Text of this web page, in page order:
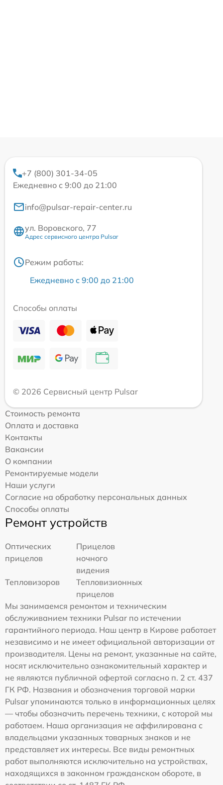
+7 (800) 301-34-05
Ежедневно с 9:00 до 21:00
info@pulsar-repair-center.ru
ул. Воровского, 77
Адрес сервисного центра Pulsar
Режим работы:
Ежедневно с 9:00 до 21:00
Способы оплаты
© 2026 Сервисный центр Pulsar
Стоимость ремонта
Оплата и доставка
Контакты
Вакансии
О компании
Ремонтируемые модели
Наши услуги
Согласие на обработку персональных данных
Способы оплаты
Ремонт устройств
Оптических
прицелов
Прицелов
ночного
видения
Тепловизоров
Тепловизионных
прицелов
Мы занимаемся ремонтом и техническим
обслуживанием техники Pulsar по истечении
гарантийного периода. Наш центр в Кирове работает
независимо и не имеет официальной авторизации от
производителя. Цены на ремонт, указанные на сайте,
носят исключительно ознакомительный характер и
не являются публичной офертой согласно п. 2 ст. 437
ГК РФ. Названия и обозначения торговой марки
Pulsar упоминаются только в информационных целях
— чтобы обозначить перечень техники, с которой мы
работаем. Наша организация не аффилирована с
владельцами указанных товарных знаков и не
представляет их интересы. Все виды ремонтных
работ выполняются исключительно на устройствах,
находящихся в законном гражданском обороте, в